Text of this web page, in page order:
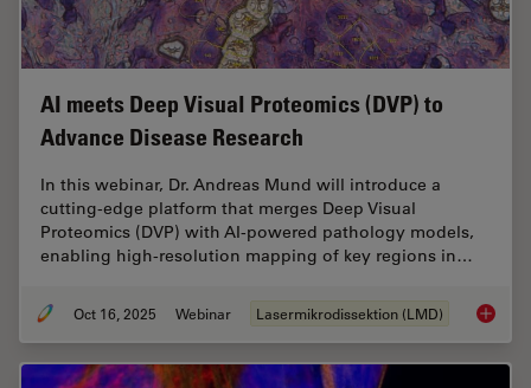
AI meets Deep Visual Proteomics (DVP) to
Advance Disease Research
In this webinar, Dr. Andreas Mund will introduce a
cutting-edge platform that merges Deep Visual
Proteomics (DVP) with AI-powered pathology models,
enabling high-resolution mapping of key regions in…
Oct 16, 2025 Webinar Lasermikrodissektion (LMD) AI